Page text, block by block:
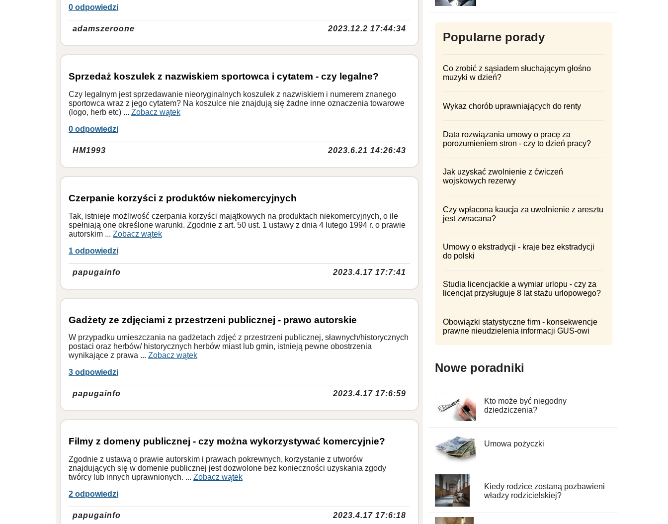
0 odpowiedzi
adamszeroone 2023.12.2 17:44:34
Sprzedaż koszulek z nazwiskiem sportowca i cytatem - czy legalne?
Czy legalnym jest sprzedawanie nieoryginalnych koszulek z nazwiskiem i numerem znanego
sportowca wraz z jego cytatem? Na koszulce nie znajdują się żadne inne oznaczenia towarowe
(logo, herb etc) ... Zobacz wątek
0 odpowiedzi
HM1993 2023.6.21 14:26:43
Czerpanie korzyści z produktów niekomercyjnych
Tak, istnieje możliwość czerpania korzyści majątkowych na produktach niekomercyjnych, o ile
spełniają one określone warunki. Zgodnie z art. 50 ust. 1 ustawy z dnia 4 lutego 1994 r. o prawie
autorskim ... Zobacz wątek
1 odpowiedzi
papugainfo 2023.4.17 17:7:41
Gadżety ze zdjęciami z przestrzeni publicznej - prawo autorskie
W przypadku umieszczania na gadżetach zdjęć z przestrzeni publicznej, sławnych/historycznych
postaci oraz herbów/ historycznych herbów miast lub gmin, istnieją pewne obostrzenia
wynikające z prawa ... Zobacz wątek
3 odpowiedzi
papugainfo 2023.4.17 17:6:59
Filmy z domeny publicznej - czy można wykorzystywać komercyjnie?
Zgodnie z ustawą o prawie autorskim i prawach pokrewnych, korzystanie z utworów
znajdujących się w domenie publicznej jest dozwolone bez konieczności uzyskania zgody
twórcy lub innych uprawnionych. ... Zobacz wątek
2 odpowiedzi
papugainfo 2023.4.17 17:6:18
Popularne porady
Co zrobić z sąsiadem słuchającym głośno
muzyki w dzień?
Wykaz chorób uprawniających do renty
Data rozwiązania umowy o pracę za
porozumieniem stron - czy to dzień pracy?
Jak uzyskać zwolnienie z ćwiczeń
wojskowych rezerwy
Czy wpłacona kaucja za uwolnienie z aresztu
jest zwracana?
Umowy o ekstradycji - kraje bez ekstradycji
do polski
Studia licencjackie a wymiar urlopu - czy za
licencjat przysługuje 8 lat stażu urlopowego?
Obowiązki statystyczne firm - konsekwencje
prawne nieudzielenia informacji GUS-owi
Nowe poradniki
Kto może być niegodny
dziedziczenia?
Umowa pożyczki
Kiedy rodzice zostaną pozbawieni
władzy rodzicielskiej?